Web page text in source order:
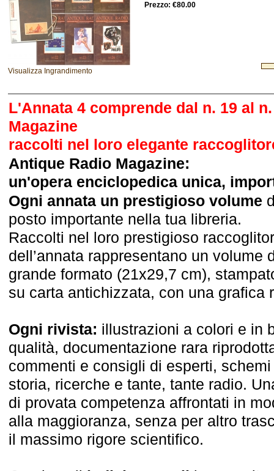
Visualizza Ingrandimento
Prezzo: €80.00
L'Annata 4 comprende dal n. 19 al
Magazine
raccolti nel loro elegante
Antique Radio Magazine:
un'opera enciclopedica unica,
Ogni annata un prestigioso volume
posto importante nella tua libreria.
Raccolti nel loro prestigioso
dell’annata rappresentano un volume
grande formato (21x29,7 cm),
su carta antichizzata, con una grafica
Ogni rivista: illustrazioni a colori e in
qualità, documentazione rara
commenti e consigli di esperti,
storia, ricerche e tante, tante radio.
di provata competenza affrontati in
alla maggioranza, senza per altro
il massimo rigore scientifico.